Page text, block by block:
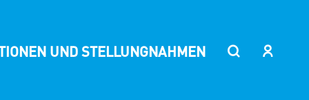
UND STELLUNGNAHMEN